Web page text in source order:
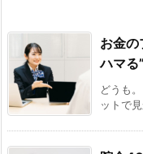
お金
ハマる
どうも
ットで